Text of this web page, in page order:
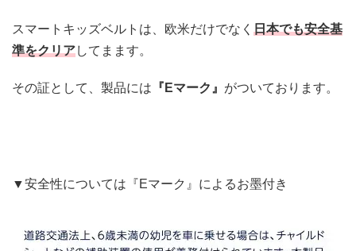
スマートキッズベルトは、欧米だけでなく 日本でも安全基
準をクリアしてまます。
その証として、製品には 『Eマーク』 がついております。
▼安全性については『Eマーク』によるお墨付き